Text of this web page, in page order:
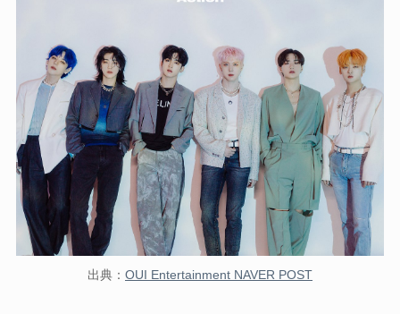
出典： OUI Entertainment NAVER POST